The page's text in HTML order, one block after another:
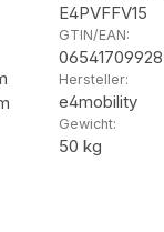
E4PVFFV15
GTIN/EAN:
Hersteller:
e4mobility
Gewicht:
50 kg